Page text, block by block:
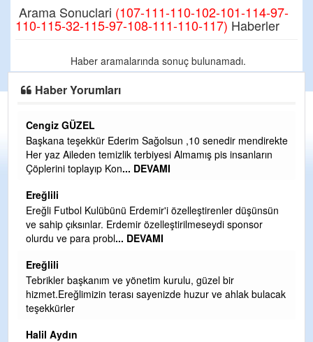
Arama Sonuclari (107-111-110-102-101-114-97-
110-115-32-115-97-108-111-110-117) Haberler
Haber aramalarında sonuç bulunamadı.
Haber Yorumları
Cengiz GÜZEL
Başkana teşekkür Ederim Sağolsun ,10 senedir mendirekte
Her yaz Aileden temizlik terbiyesi Almamış pis insanların
Çöplerini toplayıp Kon... DEVAMI
Ereğlili
Ereğli Futbol Kulübünü Erdemir'i özelleştirenler düşünsün
ve sahip çıksınlar. Erdemir özelleştirilmeseydi sponsor
olurdu ve para probl... DEVAMI
Ereğlili
Tebrikler başkanım ve yönetim kurulu, güzel bir
hizmet.Ereğlimizin terası sayenizde huzur ve ahlak bulacak
teşekkürler
Halil Aydın